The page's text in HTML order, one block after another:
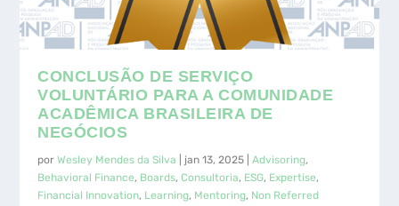
ESG YEARBOOK 2024: PERFIL DAS
EMPRESAS LISTADAS NO...
COMO O GOLFE PODE CONTRIBUIR
NO ENSINO DE FINANÇAS...
EMISSÃO DE GASES DE EFEITO
ESTUDA E A AGENDA DO CO...
EMBUSTE CORPORATIVO, RISCO DE
GREENWASHING E SECON...
CONCLUSÃO DE SERVIÇO
VOLUNTÁRIO PARA A COMUNIDADE
ACADÊMICA BRASILEIRA DE
NEGÓCIOS
porWesley Mendes da Silva jan 13, 2025 |Advisoring,
Behavioral Finance, Boards,Consultoria, ESG, Expertise,
Financial Innovation, Learning, Mentoring, Non Referred